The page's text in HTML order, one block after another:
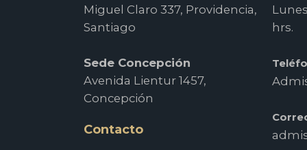
Miguel Claro 337, Providencia,
Santiago
Sede Concepción
Avenida Lientur 1457,
Concepción
Contacto
hrs.